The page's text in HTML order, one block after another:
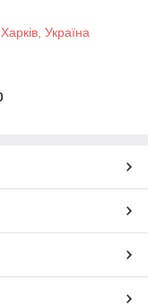
Україна